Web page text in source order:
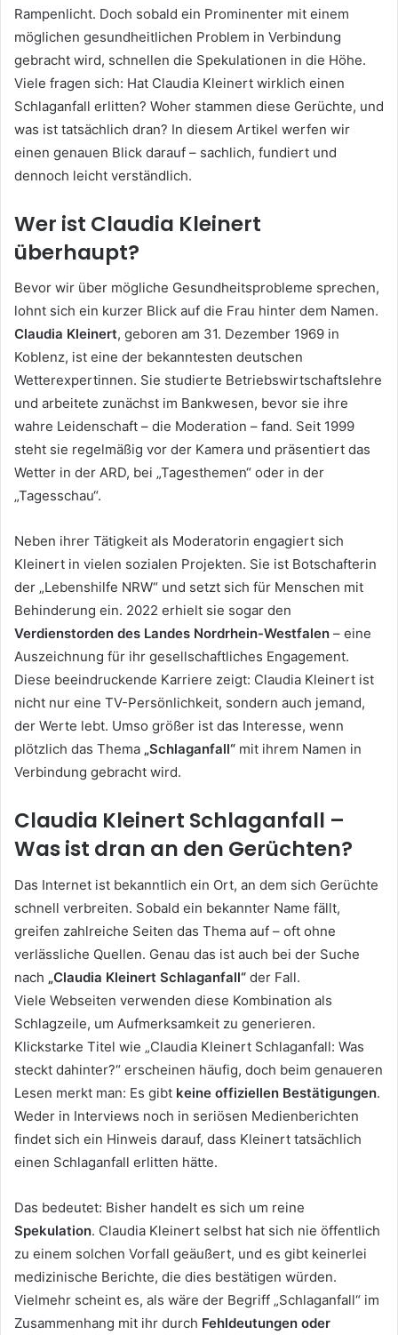
Rampenlicht. Doch sobald ein Prominenter mit einem
möglichen gesundheitlichen Problem in Verbindung
gebracht wird, schnellen die Spekulationen in die Höhe.
Viele fragen sich: Hat Claudia Kleinert wirklich einen
Schlaganfall erlitten? Woher stammen diese Gerüchte, und
was ist tatsächlich dran? In diesem Artikel werfen wir
einen genauen Blick darauf – sachlich, fundiert und
dennoch leicht verständlich.
Wer ist Claudia Kleinert
überhaupt?
Bevor wir über mögliche Gesundheitsprobleme sprechen,
lohnt sich ein kurzer Blick auf die Frau hinter dem Namen.
Claudia Kleinert, geboren am 31. Dezember 1969 in
Koblenz, ist eine der bekanntesten deutschen
Wetterexpertinnen. Sie studierte Betriebswirtschaftslehre
und arbeitete zunächst im Bankwesen, bevor sie ihre
wahre Leidenschaft – die Moderation – fand. Seit 1999
steht sie regelmäßig vor der Kamera und präsentiert das
Wetter in der ARD, bei „Tagesthemen“ oder in der
„Tagesschau“.
Neben ihrer Tätigkeit als Moderatorin engagiert sich
Kleinert in vielen sozialen Projekten. Sie ist Botschafterin
der „Lebenshilfe NRW“ und setzt sich für Menschen mit
Behinderung ein. 2022 erhielt sie sogar den
Verdienstorden des Landes Nordrhein-Westfalen – eine
Auszeichnung für ihr gesellschaftliches Engagement.
Diese beeindruckende Karriere zeigt: Claudia Kleinert ist
nicht nur eine TV-Persönlichkeit, sondern auch jemand,
der Werte lebt. Umso größer ist das Interesse, wenn
plötzlich das Thema „Schlaganfall“ mit ihrem Namen in
Verbindung gebracht wird.
Claudia Kleinert Schlaganfall –
Was ist dran an den Gerüchten?
Das Internet ist bekanntlich ein Ort, an dem sich Gerüchte
schnell verbreiten. Sobald ein bekannter Name fällt,
greifen zahlreiche Seiten das Thema auf – oft ohne
verlässliche Quellen. Genau das ist auch bei der Suche
nach „Claudia Kleinert Schlaganfall“ der Fall.
Viele Webseiten verwenden diese Kombination als
Schlagzeile, um Aufmerksamkeit zu generieren.
Klickstarke Titel wie „Claudia Kleinert Schlaganfall: Was
steckt dahinter?“ erscheinen häufig, doch beim genaueren
Lesen merkt man: Es gibt keine offiziellen Bestätigungen.
Weder in Interviews noch in seriösen Medienberichten
findet sich ein Hinweis darauf, dass Kleinert tatsächlich
einen Schlaganfall erlitten hätte.
Das bedeutet: Bisher handelt es sich um reine
Spekulation. Claudia Kleinert selbst hat sich nie öffentlich
zu einem solchen Vorfall geäußert, und es gibt keinerlei
medizinische Berichte, die dies bestätigen würden.
Vielmehr scheint es, als wäre der Begriff „Schlaganfall“ im
Zusammenhang mit ihr durch Fehldeutungen oder